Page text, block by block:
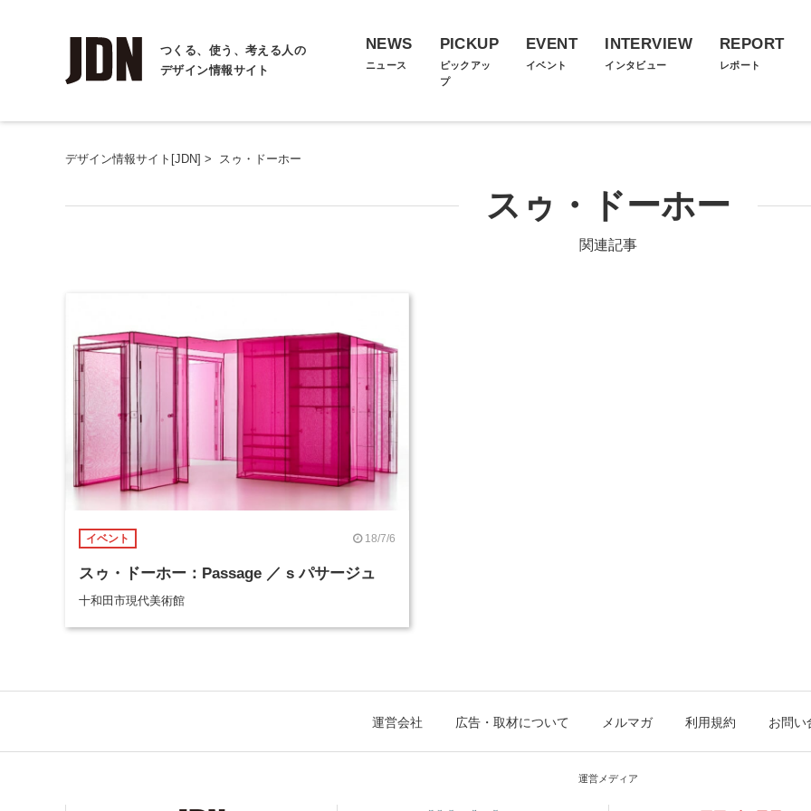
つくる、使う、考える人の
デザイン情報サイト
NEWS
ニュース
PICKUP
ピックアッ
プ
EVENT
イベント
INTERVIEW
インタビュー
REPORT
レポート
デザイン情報サイト[JDN] > スゥ・ドーホー
スゥ・ドーホー
関連記事
イベント 18/7/6
スゥ・ドーホー：Passage ／ s パサージュ
十和田市現代美術館
運営会社 広告・取材について メルマガ 利用規約 お問い
運営メディア